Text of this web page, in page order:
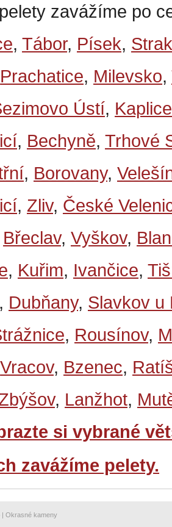
zavážíme po
, Tábor, Písek,
Prachatice, Milevsko,
Ústí, Kaplice
, Bechyně, Trhové
, Borovany,
, Zliv, České
Břeclav, Vyškov,
, Kuřim, Ivančice,
, Dubňany, Slavkov u
, Rousínov,
Vracov, Bzenec,
, Lanžhot,
si vybrané
zavážíme pelety.
| Okrasné kameny